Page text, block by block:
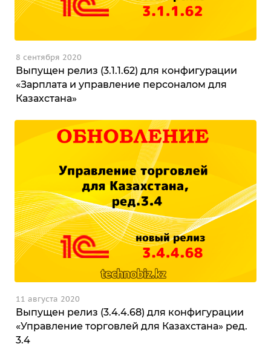
Выпущен релиз (3.1.1.62) для конфигурации
«Зарплата и управление персоналом для
Казахстана»
8 сентября 2020
Выпущен релиз (3.4.4.68) для конфигурации
«Управление торговлей для Казахстана» ред.
3.4
11 августа 2020